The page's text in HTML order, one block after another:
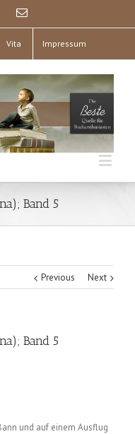
Vita Impressum
Band 5
Previous Next
Band 5
und auf einem Ausflug